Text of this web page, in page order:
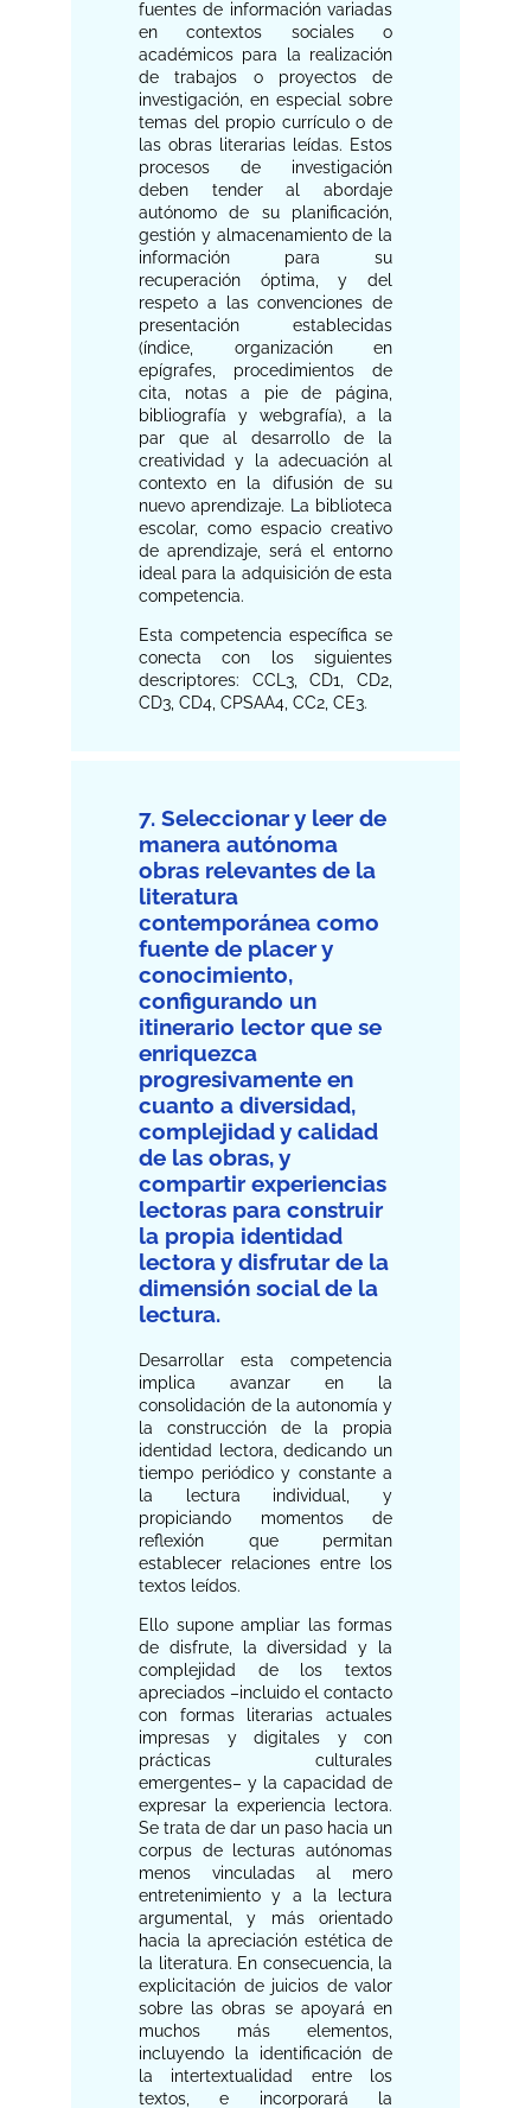
fuentes de información variadas
en contextos sociales o
académicos para la realización
de trabajos o proyectos de
investigación, en especial sobre
temas del propio currículo o de
las obras literarias leídas. Estos
procesos de investigación
deben tender al abordaje
autónomo de su planificación,
gestión y almacenamiento de la
información para su
recuperación óptima, y del
respeto a las convenciones de
presentación establecidas
(índice, organización en
epígrafes, procedimientos de
cita, notas a pie de página,
bibliografía y webgrafía), a la
par que al desarrollo de la
creatividad y la adecuación al
contexto en la difusión de su
nuevo aprendizaje. La biblioteca
escolar, como espacio creativo
de aprendizaje, será el entorno
ideal para la adquisición de esta
competencia.
Esta competencia específica se
conecta con los siguientes
descriptores: CCL3, CD1, CD2,
CD3, CD4, CPSAA4, CC2, CE3.
7. Seleccionar y leer de
manera autónoma
obras relevantes de la
literatura
contemporánea como
fuente de placer y
conocimiento,
configurando un
itinerario lector que se
enriquezca
progresivamente en
cuanto a diversidad,
complejidad y calidad
de las obras, y
compartir experiencias
lectoras para construir
la propia identidad
lectora y disfrutar de la
dimensión social de la
lectura.
Desarrollar esta competencia
implica avanzar en la
consolidación de la autonomía y
la construcción de la propia
identidad lectora, dedicando un
tiempo periódico y constante a
la lectura individual, y
propiciando momentos de
reflexión que permitan
establecer relaciones entre los
textos leídos.
Ello supone ampliar las formas
de disfrute, la diversidad y la
complejidad de los textos
apreciados –incluido el contacto
con formas literarias actuales
impresas y digitales y con
prácticas culturales
emergentes– y la capacidad de
expresar la experiencia lectora.
Se trata de dar un paso hacia un
corpus de lecturas autónomas
menos vinculadas al mero
entretenimiento y a la lectura
argumental, y más orientado
hacia la apreciación estética de
la literatura. En consecuencia, la
explicitación de juicios de valor
sobre las obras se apoyará en
muchos más elementos,
incluyendo la identificación de
la intertextualidad entre los
textos, e incorporará la